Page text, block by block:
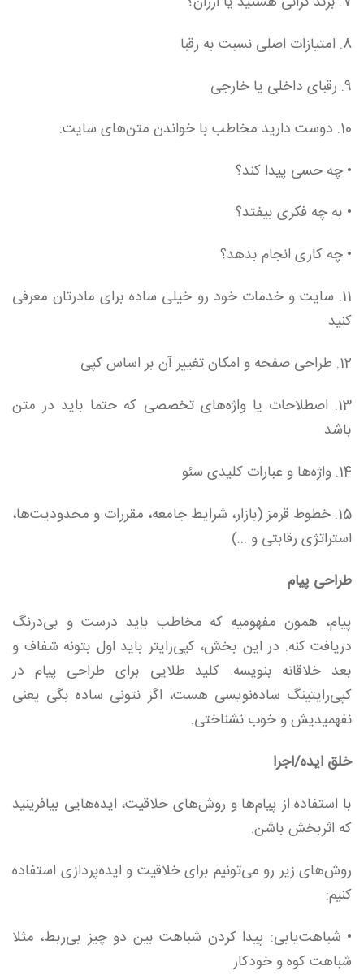
8. امتیازات اصلی نسبت به رقبا
9. رقبای داخلی یا خارجی
10. دوست دارید مخاطب با خواندن متن‌های سایت:
• چه حسی پیدا کند؟
• به چه فکری بیفتد؟
• چه کاری انجام بدهد؟
11. سایت و خدمات خود رو خیلی ساده برای مادرتان معرفی
کنید
12. طراحی صفحه و امکان تغییر آن بر اساس کپی
13. اصطلاحات یا واژه‌های تخصصی که حتما باید در متن
باشد
14. واژه‌ها و عبارات کلیدی سئو
15. خطوط قرمز (بازار، شرایط جامعه، مقررات و محدودیت‌ها،
استراتژی رقابتی و ...)
طراحی پیام
پیام، همون مفهومیه که مخاطب باید درست و بی‌درنگ
دریافت کنه. در این بخش، کپی‌رایتر باید اول بتونه شفاف و
بعد خلاقانه بنویسه. کلید طلایی برای طراحی پیام در
کپی‌رایتینگ ساده‌نویسی هست، اگر نتونی ساده بگی یعنی
نفهمیدیش و خوب نشناختی.
خلق ایده/اجرا
با استفاده از پیام‌ها و روش‌های خلاقیت، ایده‌هایی بیافرینید
که اثربخش باشن.
روش‌های زیر رو می‌تونیم برای خلاقیت و ایده‌پردازی استفاده
کنیم:
• شباهت‌یابی: پیدا کردن شباهت بین دو چیز ‌بی‌ربط، مثلا
شباهت کوه و خودکار